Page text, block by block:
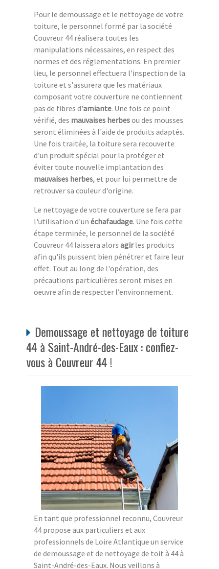
Pour le demoussage et le nettoyage de votre
toiture, le personnel formé par la société
Couvreur 44 réalisera toutes les
manipulations nécessaires, en respect des
normes et des réglementations. En premier
lieu, le personnel effectuera l'inspection de la
toiture et s'assurera que les matériaux
composant votre couverture ne contiennent
pas de fibres d'amiante. Une fois ce point
vérifié, des mauvaises herbesou des mousses
seront éliminées à l'aide de produits adaptés.
Une fois traitée, la toiture sera recouverte
d'un produit spécial pour la protéger et
éviter toute nouvelle implantation des
mauvaises herbes, et pour lui permettre de
retrouver sa couleur d'origine.
Le nettoyage de votre couverture se fera par
l'utilisation d'un échafaudage. Une fois cette
étape terminée, le personnel de la société
Couvreur 44 laissera alors agirles produits
afin qu'ils puissent bien pénétrer et faire leur
effet. Tout au long de l'opération, des
précautions particulières seront mises en
oeuvre afin de respecter l’environnement.
Demoussage et nettoyage de toiture
44 à Saint-André-des-Eaux : confiez-
vous à Couvreur 44 !
En tant que professionnel reconnu, Couvreur
44 propose aux particuliers et aux
professionnels de Loire Atlantique un service
de demoussage et de nettoyage de toit à 44 à
Saint-André-des-Eaux. Nous veillons à